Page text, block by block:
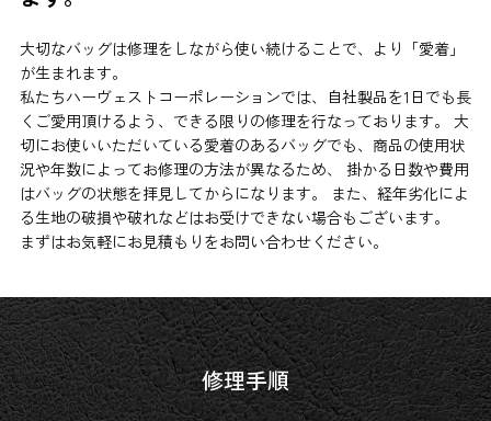
大切なバッグは修理をしながら使い続けることで、より「愛着」
が生まれます。
私たちハーヴェストコーポレーションでは、自社製品を1日でも長
くご愛用頂けるよう、できる限りの修理を行なっております。 大
切にお使いいただいている愛着のあるバッグでも、商品の使用状
況や年数によってお修理の方法が異なるため、 掛かる日数や費用
はバッグの状態を拝見してからになります。 また、経年劣化によ
る生地の破損や破れなどはお受けできない場合もございます。
まずはお気軽にお見積もりをお問い合わせください。
修理手順